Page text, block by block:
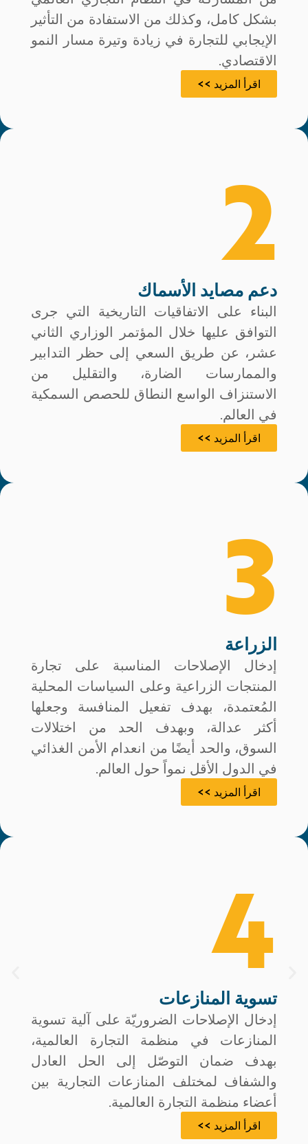
بشكل كامل، وكذلك من الاستفادة من التأثير
الإيجابي للتجارة في زيادة وتيرة مسار النمو
الاقتصادي.
اقرأ المزيد >>
2
دعم مصايد الأسماك
البناء على الاتفاقيات التاريخية التي جرى
التوافق عليها خلال المؤتمر الوزاري الثاني
عشر، عن طريق السعي إلى حظر التدابير
والممارسات الضارة، والتقليل من
الاستنزاف الواسع النطاق للحصص السمكية
في العالم.
اقرأ المزيد >>
3
الزراعة
إدخال الإصلاحات المناسبة على تجارة
المنتجات الزراعية وعلى السياسات المحلية
المُعتمدة، بهدف تفعيل المنافسة وجعلها
أكثر عدالة، وبهدف الحد من اختلالات
السوق، والحد أيضًا من انعدام الأمن الغذائي
في الدول الأقل نمواً حول العالم.
اقرأ المزيد >>
4
تسوية المنازعات
إدخال الإصلاحات الضروريّة على آلية تسوية
المنازعات في منظمة التجارة العالمية،
بهدف ضمان التوصّل إلى الحل العادل
والشفاف لمختلف المنازعات التجارية بين
أعضاء منظمة التجارة العالمية.
اقرأ المزيد >>